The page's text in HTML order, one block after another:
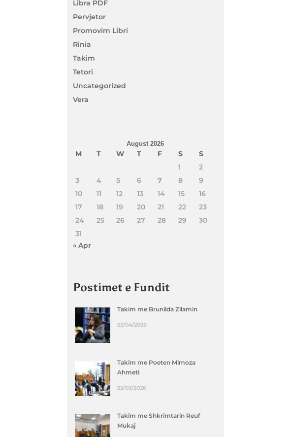
Libra PDF
Pervjetor
Promovim Libri
Rinia
Takim
Tetori
Uncategorized
Vera
August 2026
M T W T F S
S
1
2
3
4 5 6 7 8
9
10
11 12 13 14 15
16
17
18 19 20 21 22
23
24
25 26 27 28 29
30
31
« Apr
Postimet e Fundit
Takim me Brunilda Zllamin
23/04/2026
Takim me Poeten Mimoza
Ahmeti
23/03/2026
Takim me Shkrimtarin Reuf
Mukaj